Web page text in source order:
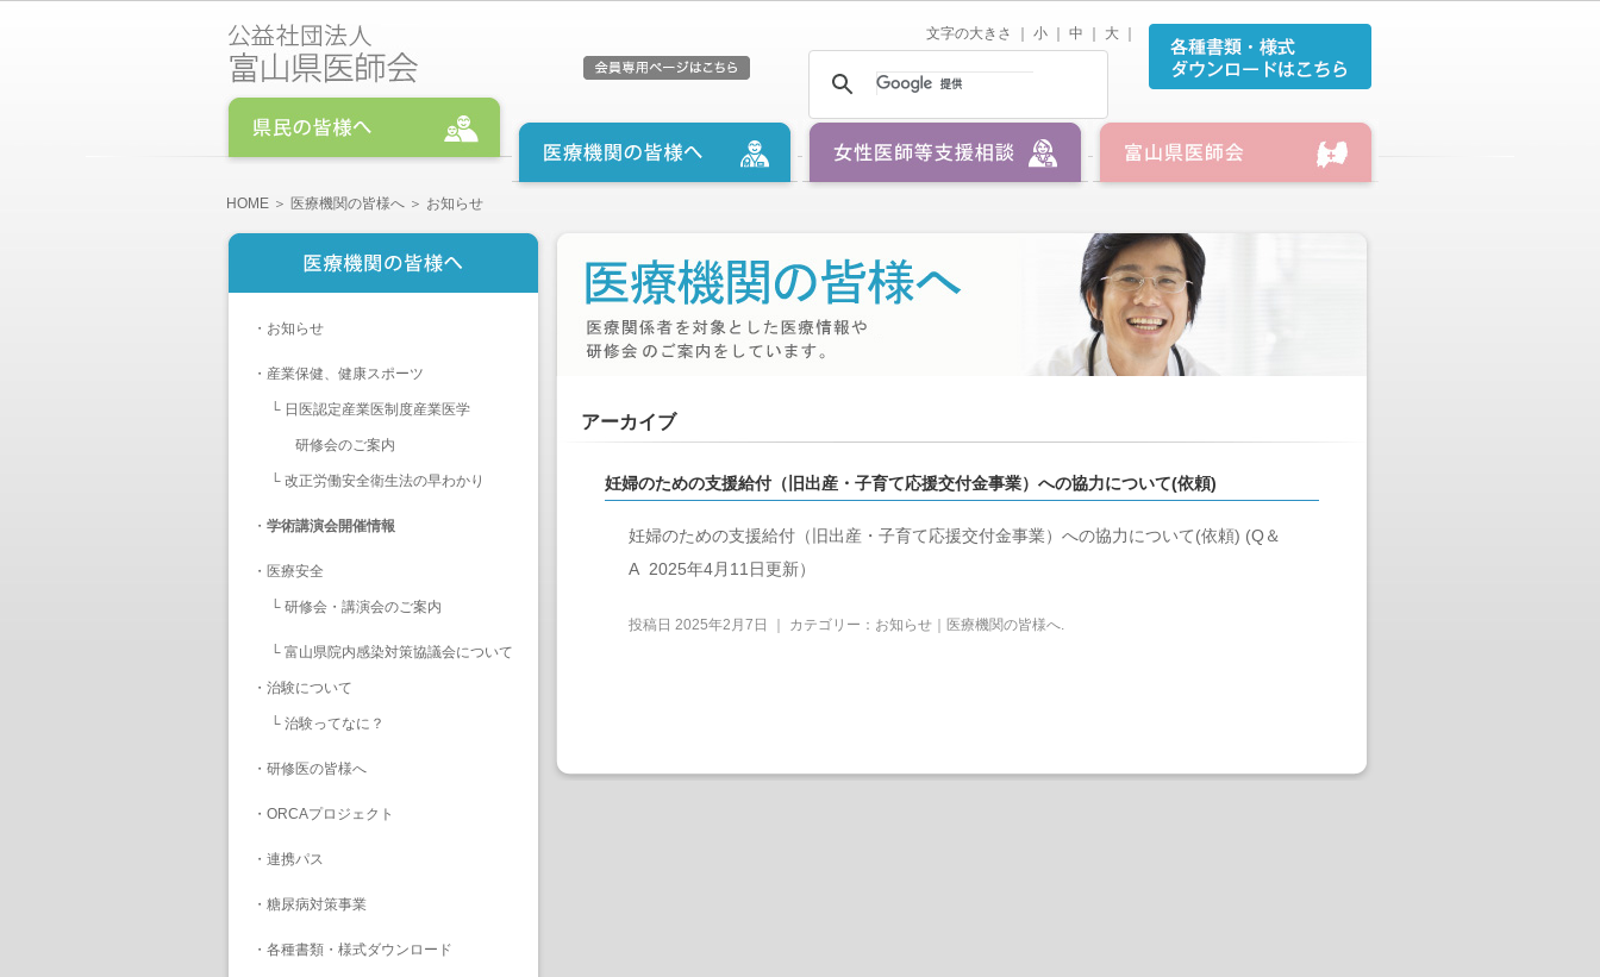
文字の大きさ ｜ 小 中 大
HOME ＞ 医療機関の皆様へ ＞ お知らせ
・ お知らせ
・ 産業保健、健康スポーツ
└ 日医認定産業医制度産業医学
研修会のご案内
└ 改正労働安全衛生法の早わかり
・ 学術講演会開催情報
・ 医療安全
└ 研修会・講演会のご案内
└ 富山県院内感染対策協議会について
・ 治験について
└ 治験ってなに？
・ 研修医の皆様へ
・ ORCAプロジェクト
・ 連携パス
・ 糖尿病対策事業
・ 各種書類・様式ダウンロード
アーカイブ
妊婦のための支援給付（旧出産・子育て応援交付金事業）への協力について(依頼)
妊婦のための支援給付（旧出産・子育て応援交付金事業）への協力について(依頼) (Q＆
A 2025年4月11日更新）
投稿日 2025年2月7日 ｜ カテゴリー： お知らせ｜医療機関の皆様へ.